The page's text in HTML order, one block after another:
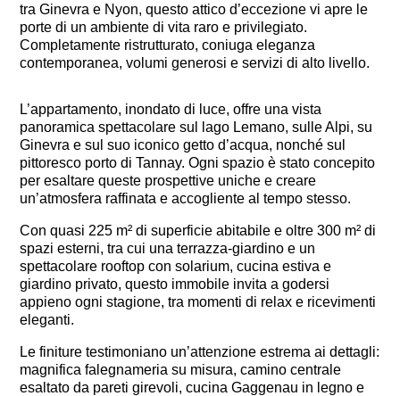
tra Ginevra e Nyon, questo attico d’eccezione vi apre le
porte di un ambiente di vita raro e privilegiato.
Completamente ristrutturato, coniuga eleganza
contemporanea, volumi generosi e servizi di alto livello.
L’appartamento, inondato di luce, offre una vista
panoramica spettacolare sul lago Lemano, sulle Alpi, su
Ginevra e sul suo iconico getto d’acqua, nonché sul
pittoresco porto di Tannay. Ogni spazio è stato concepito
per esaltare queste prospettive uniche e creare
un’atmosfera raffinata e accogliente al tempo stesso.
Con quasi 225 m² di superficie abitabile e oltre 300 m² di
spazi esterni, tra cui una terrazza-giardino e un
spettacolare rooftop con solarium, cucina estiva e
giardino privato, questo immobile invita a godersi
appieno ogni stagione, tra momenti di relax e ricevimenti
eleganti.
Le finiture testimoniano un’attenzione estrema ai dettagli:
magnifica falegnameria su misura, camino centrale
esaltato da pareti girevoli, cucina Gaggenau in legno e